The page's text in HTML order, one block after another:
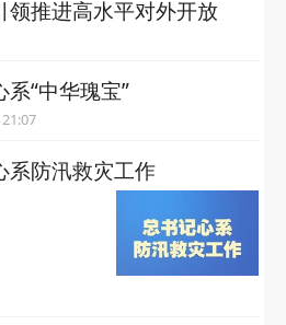
领推进高水平对外开放
“中华瑰宝”
27 21:07
系防汛救灾工作